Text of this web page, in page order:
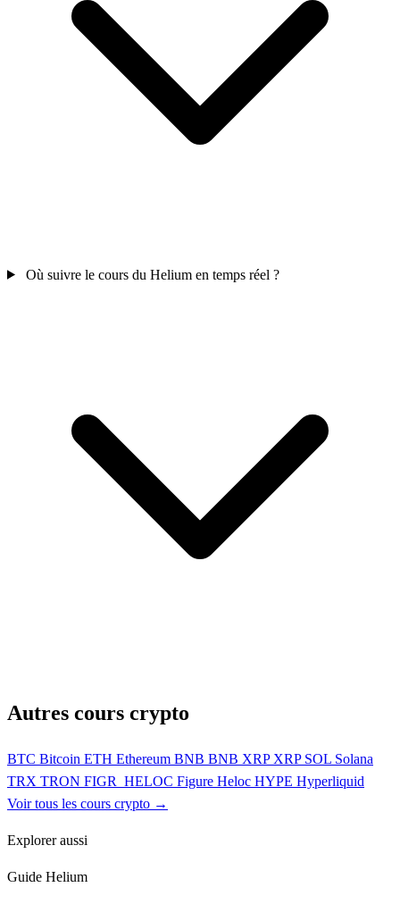
Où suivre le cours du Helium en temps réel ?
Autres cours crypto
BTC Bitcoin ETH Ethereum BNB BNB XRP XRP SOL Solana
TRX TRON FIGR_HELOC Figure Heloc HYPE Hyperliquid
Voir tous les cours crypto →
Explorer aussi
Guide Helium